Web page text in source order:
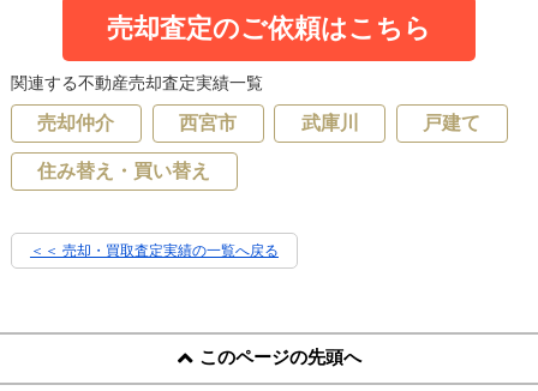
売却査定のご依頼はこちら
関連する不動産売却査定実績一覧
売却仲介 西宮市 武庫川 戸建て
住み替え・買い替え
＜＜ 売却・買取査定実績の一覧へ戻る
このページの先頭へ